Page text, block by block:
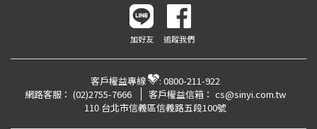
加好友 追蹤我們
客戶權益專線 : 0800-211-922
網路客服： (02)2755-7666 客戶權益信箱： cs@sinyi.com.tw
110 台北市信義區信義路五段100號